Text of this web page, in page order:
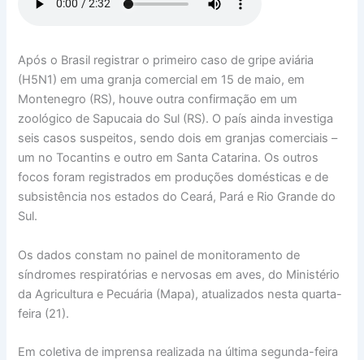
Após o Brasil registrar o primeiro caso de gripe aviária
(H5N1) em uma granja comercial em 15 de maio, em
Montenegro (RS), houve outra confirmação em um
zoológico de Sapucaia do Sul (RS). O país ainda investiga
seis casos suspeitos, sendo dois em granjas comerciais –
um no Tocantins e outro em Santa Catarina. Os outros
focos foram registrados em produções domésticas e de
subsistência nos estados do Ceará, Pará e Rio Grande do
Sul.
Os dados constam no painel de monitoramento de
síndromes respiratórias e nervosas em aves, do Ministério
da Agricultura e Pecuária (Mapa), atualizados nesta quarta-
feira (21).
Em coletiva de imprensa realizada na última segunda-feira